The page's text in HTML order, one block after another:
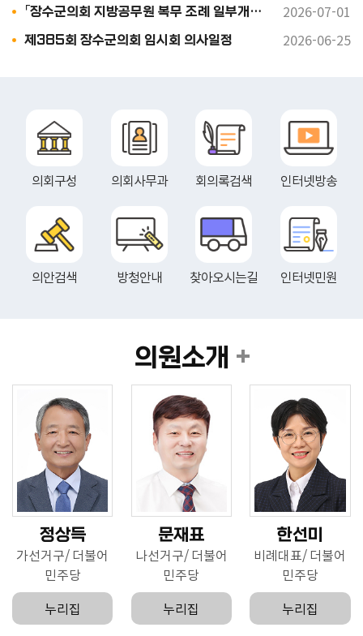
방법 - 인터넷 게재 : 장수군의회 홈페이지
법예고 조례안 1부. 끝.
「장수군의회 지방공무원 복무 조례 일부개정조례안」 입법예고 2026-07-01
제385회 장수군의회 임시회 의사일정 2026-06-25
의회구성 의회사무과 회의록검색 인터넷방송
의안검색 방청안내 찾아오시는길 인터넷민원
의원소개
정상득
가선거구 더불어
민주당
누리집
문재표
나선거구 더불어
민주당
누리집
한선미
비례대표 더불어
민주당
누리집